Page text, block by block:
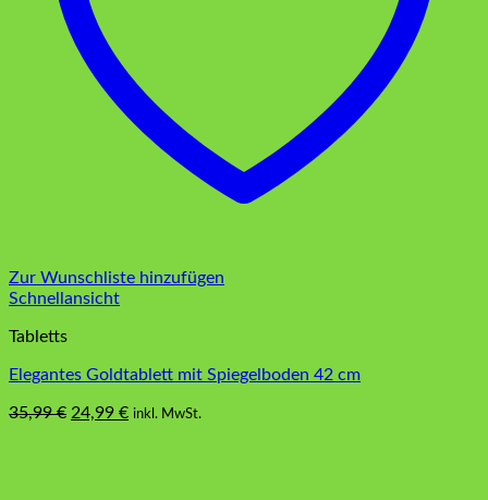
Zur Wunschliste hinzufügen
Schnellansicht
Tabletts
Elegantes Goldtablett mit Spiegelboden 42 cm
35,99€ Ursprünglicher
24,99 €Aktueller
inkl. MwSt.